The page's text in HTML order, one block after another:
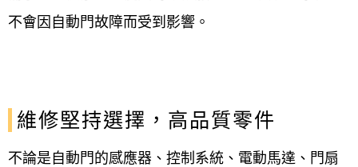
不會因自動門故障而受到影響。
維修堅持選擇，高品質零件
不論是自動門的感應器、控制系統、電動馬達、門扇